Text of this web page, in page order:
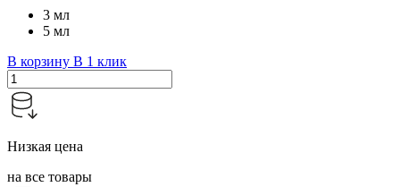
3 мл
5 мл
В корзину В 1 клик
Низкая цена
на все товары